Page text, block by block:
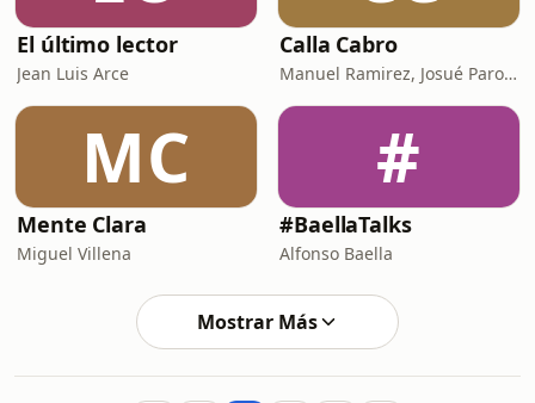
El último lector
Jean Luis Arce
Calla Cabro
Manuel Ramirez, Josué Parodi, Alberto Castro y Mila Vidaurre
MC
Mente Clara
Miguel Villena
#
#BaellaTalks
Alfonso Baella
Mostrar Más